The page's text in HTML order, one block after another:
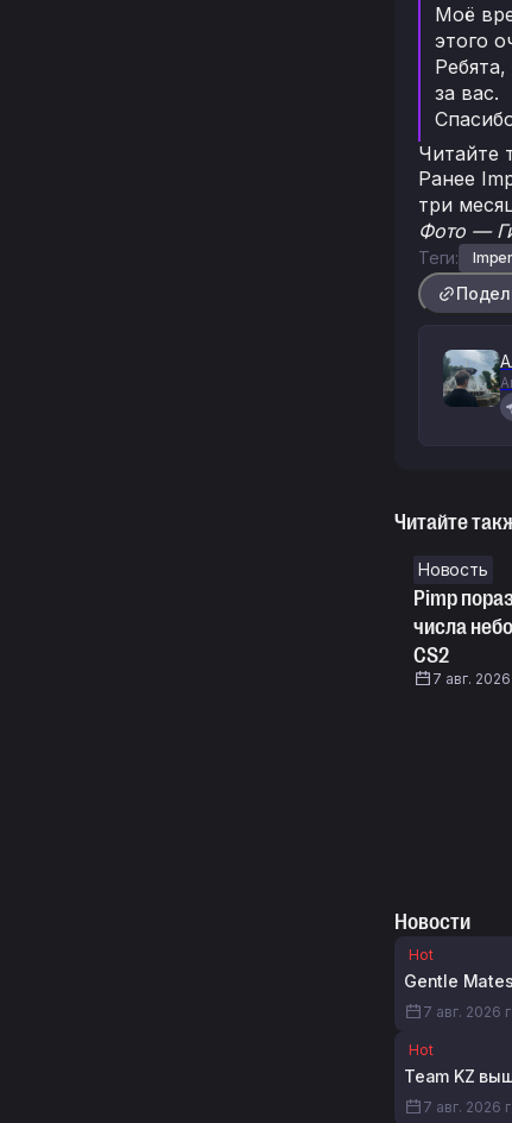
Моё
этого
за вас.
Читайте
Ранее
три
Фото —
Теги:
Читайте
Новость
Pimp
числа
CS2
7 авг. 2026
Новости
Hot
Gentle
7 авг. 2026
Hot
Team KZ
7 авг. 2026